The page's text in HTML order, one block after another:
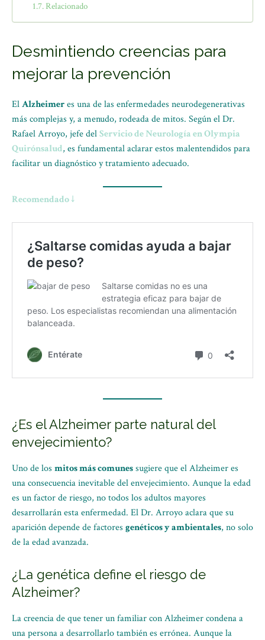
Relacionado
Desmintiendo creencias para
mejorar la prevención
ElAlzheimeres una de las enfermedades neurodegenerativas
más complejas y, a menudo, rodeada de mitos. Según el Dr.
Rafael Arroyo, jefe delServicio de Neurología en Olympia
Quirónsalud, es fundamental aclarar estos malentendidos para
facilitar un diagnóstico y tratamiento adecuado.
Recomendado ↓
¿Es el Alzheimer parte natural del
envejecimiento?
Uno de los mitos más comunessugiere que el Alzheimer es
una consecuencia inevitable del envejecimiento. Aunque la edad
es un factor de riesgo, no todos los adultos mayores
desarrollarán esta enfermedad. El Dr. Arroyo aclara que su
aparición depende de factores genéticos y ambientales, no solo
de la edad avanzada.
¿La genética define el riesgo de
Alzheimer?
La creencia de que tener un familiar con Alzheimer condena a
una persona a desarrollarlo también es errónea. Aunque la